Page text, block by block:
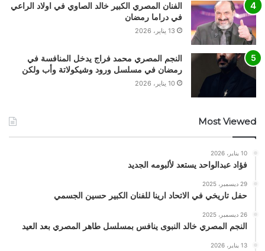
الفنان المصري الكبير خالد الصاوي في اولاد الراعي
في دراما رمضان
13 يناير، 2026
النجم المصري محمد فراج يدخل المنافسة في
رمضان في مسلسل ورود وشيكولاتة وأب ولكن
10 يناير، 2026
Most Viewed
10 يناير، 2026
فؤاد عبدالواحد يستعد لألبومه الجديد
29 ديسمبر، 2025
حفل تاريخي في الاتحاد ارينا للفنان الكبير حسين الجسمي
26 ديسمبر، 2025
النجم المصري خالد النبوى ينافس بمسلسل طاهر المصري بعد العيد
13 يناير، 2026